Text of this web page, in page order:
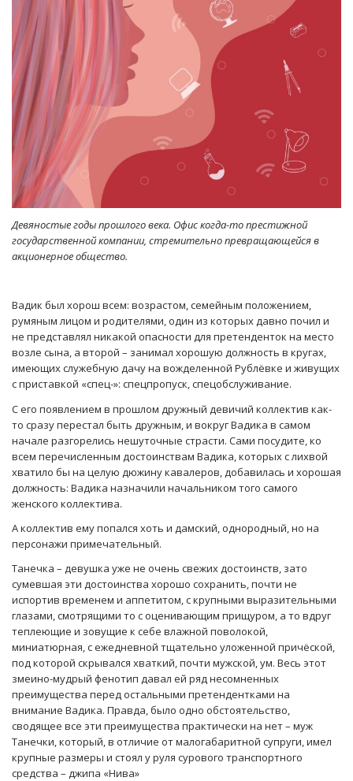
Девяностые годы прошлого века. Офис когда-то престижной
государственной компании, стремительно превращающейся в
акционерное общество.
Вадик был хорош всем: возрастом, семейным положением,
румяным лицом и родителями, один из которых давно почил и
не представлял никакой опасности для претенденток на место
возле сына, а второй – занимал хорошую должность в кругах,
имеющих служебную дачу на вожделенной Рублёвке и живущих
с приставкой «спец-»: спецпропуск, спецобслуживание.
С его появлением в прошлом дружный девичий коллектив как-
то сразу перестал быть дружным, и вокруг Вадика в самом
начале разгорелись нешуточные страсти. Сами посудите, ко
всем перечисленным достоинствам Вадика, которых с лихвой
хватило бы на целую дюжину кавалеров, добавилась и хорошая
должность: Вадика назначили начальником того самого
женского коллектива.
А коллектив ему попался хоть и дамский, однородный, но на
персонажи примечательный.
Танечка – девушка уже не очень свежих достоинств, зато
сумевшая эти достоинства хорошо сохранить, почти не
испортив временем и аппетитом, с крупными выразительными
глазами, смотрящими то с оценивающим прищуром, а то вдруг
теплеющие и зовущие к себе влажной поволокой,
миниатюрная, с ежедневной тщательно уложенной причёской,
под которой скрывался хваткий, почти мужской, ум. Весь этот
змеино-мудрый фенотип давал ей ряд несомненных
преимущества перед остальными претендентками на
внимание Вадика. Правда, было одно обстоятельство,
сводящее все эти преимущества практически на нет – муж
Танечки, который, в отличие от малогабаритной супруги, имел
крупные размеры и стоял у руля сурового транспортного
средства – джипа «Нива»